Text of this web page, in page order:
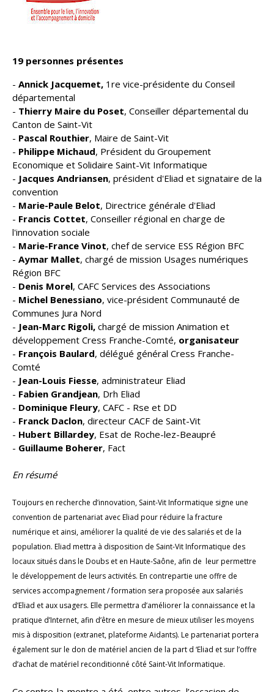
19 personnes présentes
- Annick Jacquemet, 1re vice-présidente du Conseil
départemental
- Thierry Maire du Poset, Conseiller départemental du
Canton de Saint-Vit
- Pascal Routhier, Maire de Saint-Vit
- Philippe Michaud, Président du Groupement
Economique et Solidaire Saint-Vit Informatique
- Jacques Andriansen, président d'Eliad et signataire de la
convention
- Marie-Paule Belot, Directrice générale d'Eliad
- Francis Cottet, Conseiller régional en charge de
l'innovation sociale
- Marie-France Vinot, chef de service ESS Région BFC
- Aymar Mallet, chargé de mission Usages numériques
Région BFC
- Denis Morel, CAFC Services des Associations
- Michel Benessiano, vice-président Communauté de
Communes Jura Nord
- Jean-Marc Rigoli, chargé de mission Animation et
développement Cress Franche-Comté, organisateur
- François Baulard, délégué général Cress Franche-
Comté
- Jean-Louis Fiesse, administrateur Eliad
- Fabien Grandjean, Drh Eliad
- Dominique Fleury, CAFC - Rse et DD
- Franck Daclon, directeur CACF de Saint-Vit
- Hubert Billardey, Esat de Roche-lez-Beaupré
- Guillaume Boherer, Fact
En résumé
Toujours en recherche d’innovation, Saint-Vit Informatique signe une
convention de partenariat avec Eliad pour réduire la fracture
numérique et ainsi, améliorer la qualité de vie des salariés et de la
population. Eliad mettra à disposition de Saint-Vit Informatique des
locaux situés dans le Doubs et en Haute-Saône, afin de leur permettre
le développement de leurs activités. En contrepartie une offre de
services accompagnement / formation sera proposée aux salariés
d’Eliad et aux usagers. Elle permettra d’améliorer la connaissance et la
pratique d’Internet, afin d’être en mesure de mieux utiliser les moyens
mis à disposition (extranet, plateforme Aidants). Le partenariat portera
également sur le don de matériel ancien de la part d ‘Eliad et sur l’offre
d’achat de matériel reconditionné côté Saint-Vit Informatique.